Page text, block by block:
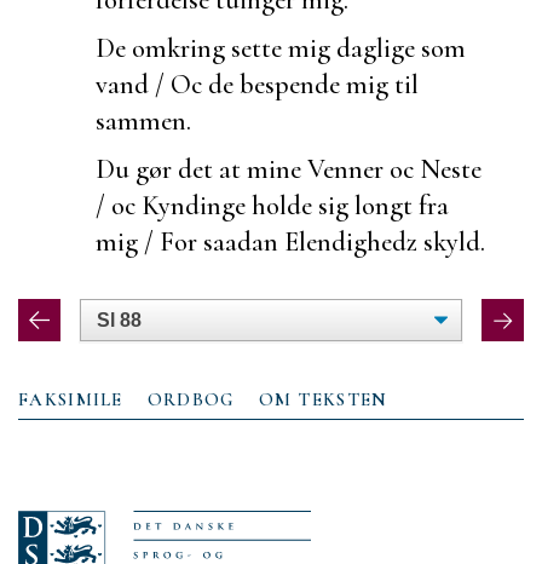
De omkring sette mig daglige som
vand / Oc debespende mig til
sammen.
Du gør det at mine Venner oc Neste
/ oc Kyndinge holde sig longt fra
mig / For saadan Elendighedz skyld.
FAKSIMILE ORDBOG OM TEKSTEN